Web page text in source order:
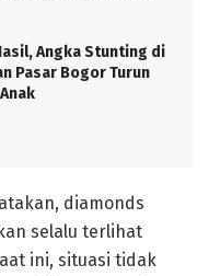
Angka Stunting di
Pasar Bogor Turun
diamonds
selalu terlihat
ini, situasi tidak